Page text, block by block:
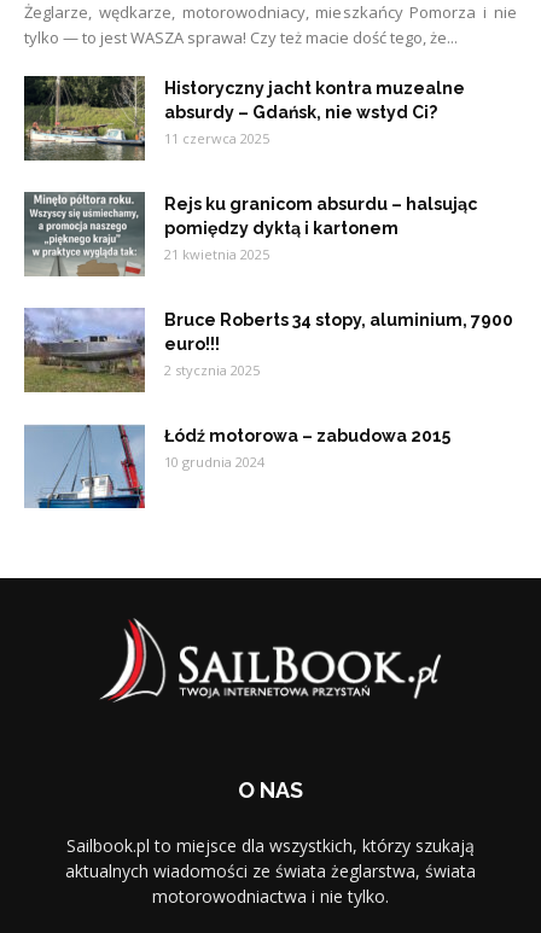
Żeglarze, wędkarze, motorowodniacy, mieszkańcy Pomorza i nie
tylko — to jest WASZA sprawa! Czy też macie dość tego, że...
Historyczny jacht kontra muzealne
absurdy – Gdańsk, nie wstyd Ci?
11 czerwca 2025
Rejs ku granicom absurdu – halsując
pomiędzy dyktą i kartonem
21 kwietnia 2025
Bruce Roberts 34 stopy, aluminium, 7900
euro!!!
2 stycznia 2025
Łódź motorowa – zabudowa 2015
10 grudnia 2024
O NAS
Sailbook.pl to miejsce dla wszystkich, którzy szukają
aktualnych wiadomości ze świata żeglarstwa, świata
motorowodniactwa i nie tylko.